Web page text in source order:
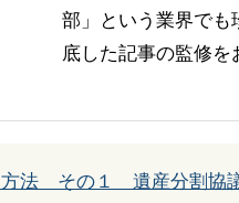
部」という業界でも
底した記事の監修を
方法 その１ 遺産分割協